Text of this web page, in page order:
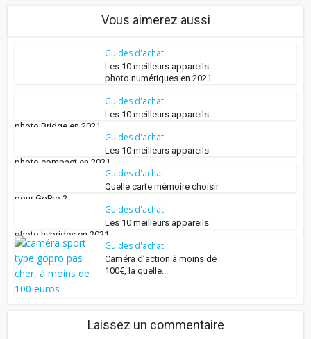
Vous aimerez aussi
Guides d'achat
Les 10 meilleurs appareils
photo numériques en 2021
Guides d'achat
Les 10 meilleurs appareils
photo Bridge en 2021
Guides d'achat
Les 10 meilleurs appareils
photo compact en 2021
Guides d'achat
Quelle carte mémoire choisir
pour GoPro ?
Guides d'achat
Les 10 meilleurs appareils
photo hybrides en 2021
Guides d'achat
Caméra d’action à moins de
100€, la quelle...
Laissez un commentaire